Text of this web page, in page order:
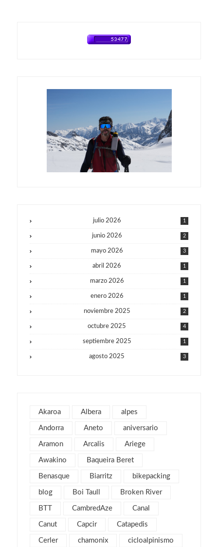
julio 2026 1
junio 2026 2
mayo 2026 3
abril 2026 1
marzo 2026 1
enero 2026 1
noviembre 2025 2
octubre 2025 4
septiembre 2025 1
agosto 2025 3
abril 2019
marzo 2019
febrero 2019
enero 2019
diciembre 2018
julio 2018
febrero 2018
enero 2018
Akaroa Albera alpes
Andorra Aneto aniversario
Aramon Arcalis Ariege
Awakino Baqueira Beret
Benasque Biarritz bikepacking
blog Boi Taull Broken River
BTT CambredAze Canal
Canut Capcir Catapedis
Cerler chamonix cicloalpinismo